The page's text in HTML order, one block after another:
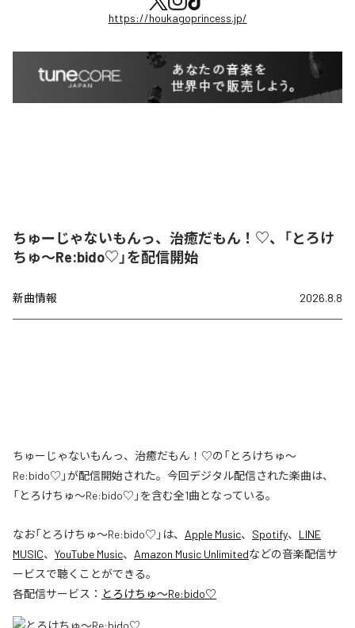
https://houkagoprincess.jp/
ちゅーじゃないもんっ、治癒だもん！♡、「とろけ
ちゅ〜Re:bido♡」を配信開始
新曲情報 2026.8.8
ちゅーじゃないもんっ、治癒だもん！♡の「とろけちゅ〜
Re:bido♡」が配信開始された。今回デジタル配信された楽曲は、
「とろけちゅ〜Re:bido♡」を含む全1曲となっている。
なお「とろけちゅ〜Re:bido♡ 」は、 Apple Music、 Spotify、 LINE
MUSIC、 YouTube Music、 Amazon Music Unlimitedなどの音楽配信サ
ービスで聴くことができる。
各配信サービス： とろけちゅ〜Re:bido♡